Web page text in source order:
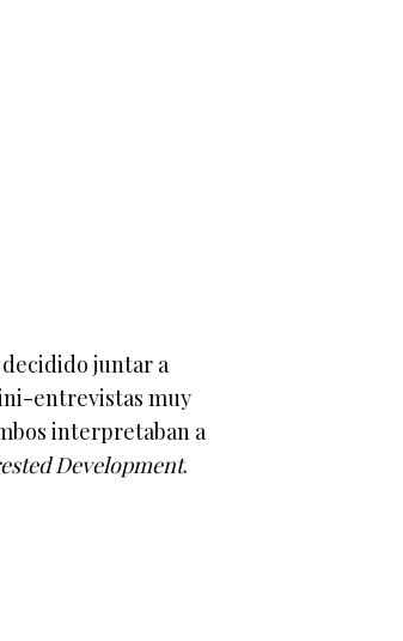
decidido juntar a
entrevistas muy
interpretaban a
Development.